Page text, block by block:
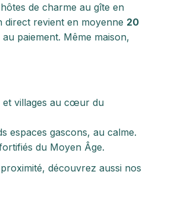
de charme au gîte en
direct revient en moyenne 20
paiement. Même maison,
et villages au cœur du
espaces gascons, au calme.
du Moyen Âge.
découvrez aussi nos